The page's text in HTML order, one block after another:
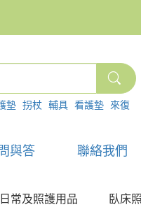
墊 拐杖 輔具 看護墊 來復
與答 聯絡我們
日常及照護用品 臥床